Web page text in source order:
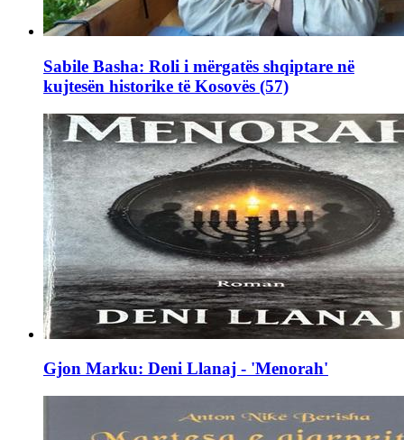
Sabile Basha: Roli i mërgatës shqiptare në
kujtesën historike të Kosovës (57)
Gjon Marku: Deni Llanaj - 'Menorah'